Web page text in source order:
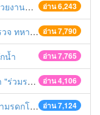
อ่าน 6,243
ลอดภัยก่อนเทศกาลสงกรานต์
อ่าน 7,790
รียมรับมือเทศกาลสงกรานต์
อ่าน 7,765
น้ำ
อ่าน 4,106
กรานต์ ปี 2561
อ่าน 7,124
ดกโลก